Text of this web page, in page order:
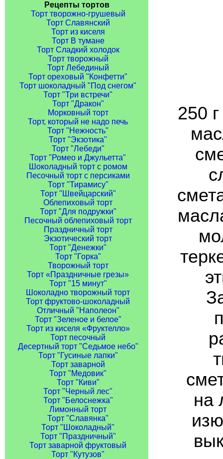
Рецепты тортов
Торт творожно-грушевый
Торт Славянский
Торт из киселя
Торт В тумане
Торт Сладкий холодок
Торт творожный
Торт Лебединый
Торт ореховый "Конфетти"
Торт шоколадный "Под снегом"
Торт "Три встречи"
Торт "Дракон"
Морковный торт
Торт, который не надо печь
Торт "Нежность"
Торт "Экзотика"
Торт "Лебеди"
Торт "Ромео и Джульетта"
Шоколадный торт с ромом
Песочный торт с персиками
Торт "Тирамису"
Торт "Швейцарский"
Облепиховый торт
Торт "Для подружки"
Песочный облепиховый торт
Праздничный торт
Экзотический торт
Торт "Денежки"
Торт "Горка"
Творожный торт
Торт «Праздничные грезы»
Торт "15 минут"
Шоколадно творожный торт
Торт фруктово-шоколадный
Отличный "Наполеон"
Торт "Зеленое и белое"
Торт из киселя «Фруктелло»
Торт песочный
Десертный торт "Седьмое небо"
Торт "Гусиные лапки"
Торт заварной
Торт "Медовик"
Торт "Киви"
Торт "Черный лес"
Торт "Белоснежка"
Лимонный торт
Торт "Славянка"
Торт "Шоколадный"
Торт "Праздничный"
Торт заварной фруктовый
Торт "Кутузов"
250
на